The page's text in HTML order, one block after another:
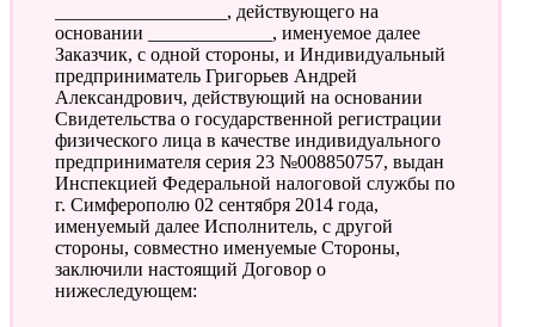
__________________, действующего на
основании _____________, именуемое далее
Заказчик, с одной стороны, и Индивидуальный
предприниматель Григорьев Андрей
Александрович, действующий на основании
Свидетельства о государственной регистрации
физического лица в качестве индивидуального
предпринимателя серия 23 №008850757, выдан
Инспекцией Федеральной налоговой службы по
г. Симферополю 02 сентября 2014 года,
именуемый далее Исполнитель, с другой
стороны, совместно именуемые Стороны,
заключили настоящий Договор о
нижеследующем: